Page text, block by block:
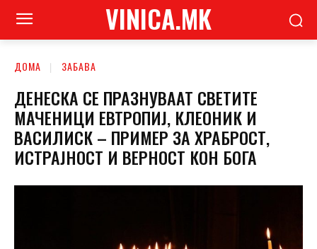
VINICA.MK
ДОМА ЗАБАВА
ДЕНЕСКА СЕ ПРАЗНУВААТ СВЕТИТЕ
МАЧЕНИЦИ ЕВТРОПИЈ, КЛЕОНИК И
ВАСИЛИСК – ПРИМЕР ЗА ХРАБРОСТ,
ИСТРАЈНОСТ И ВЕРНОСТ КОН БОГА